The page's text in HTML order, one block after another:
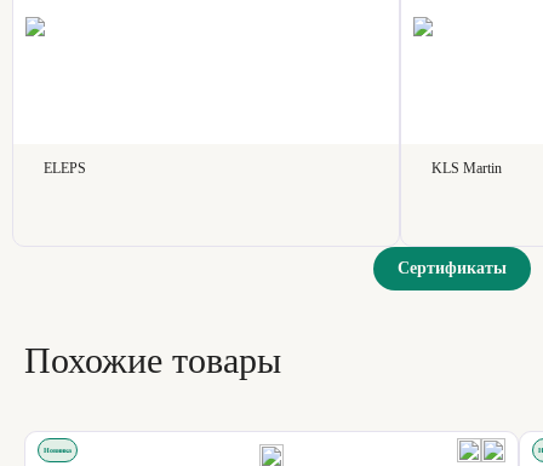
ELEPS KLS Martin
Сертификаты
Похожие товары
Новинка